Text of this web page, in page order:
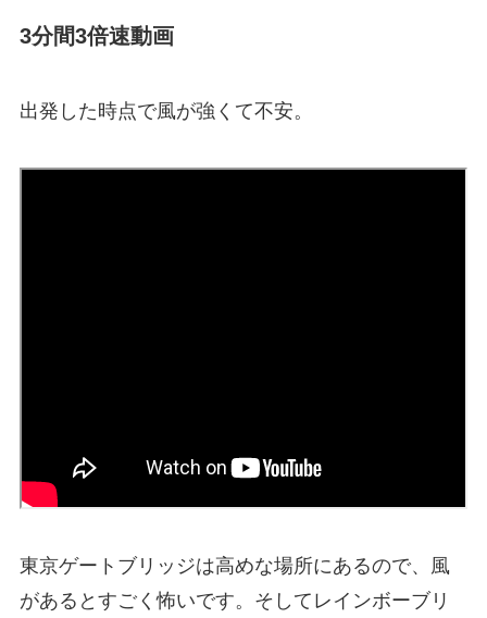
3分間3倍速動画
出発した時点で風が強くて不安。
東京ゲートブリッジは高めな場所にあるので、風
があるとすごく怖いです。そしてレインボーブリ